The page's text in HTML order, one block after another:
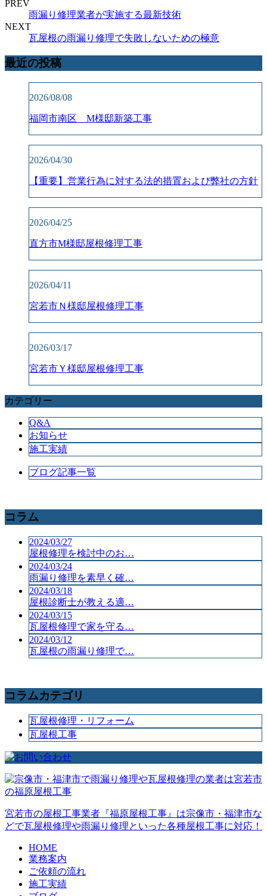
PREV
雨漏り修理業者が実施する最新技術
NEXT
瓦屋根の雨漏り修理で失敗しないための極意
最近の投稿
2026/08/08
福岡市南区 M様邸新築工事
2026/04/30
【重要】営業行為に対する法的措置および弊社の方針
2026/04/25
直方市M様邸屋根修理工事
2026/04/11
宮若市Ｎ様邸屋根修理工事
2026/03/17
宮若市Ｙ様邸屋根修理工事
カテゴリー
Q&A
お知らせ
施工実績
ブログ記事一覧
コラム
2024/03/27
屋根修理を検討中のお…
2024/03/24
雨漏り修理を素早く確…
2024/03/18
屋根診断士が教える適…
2024/03/15
瓦屋根修理で家を守る…
2024/03/12
瓦屋根の雨漏り修理で…
コラムカテゴリ
瓦屋根修理・リフォーム
瓦屋根工事
宮若市の屋根工事業者『福原屋根工事』は宗像市・福津市な
どで瓦屋根修理や雨漏り修理といった各種屋根工事に対応！
HOME
業務案内
ご依頼の流れ
施工実績